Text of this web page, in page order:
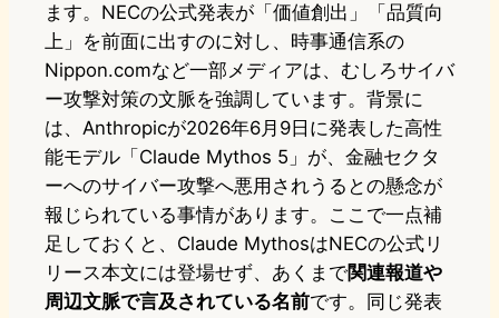
ます。NECの公式発表が「価値創出」「品質向
上」を前面に出すのに対し、時事通信系の
Nippon.comなど一部メディアは、むしろサイバ
ー攻撃対策の文脈を強調しています。背景に
は、Anthropicが2026年6月9日に発表した高性
能モデル「Claude Mythos 5」が、金融セクタ
ーへのサイバー攻撃へ悪用されうるとの懸念が
報じられている事情があります。ここで一点補
足しておくと、Claude MythosはNECの公式リ
リース本文には登場せず、あくまで関連報道や
周辺文脈で言及されている名前です。同じ発表